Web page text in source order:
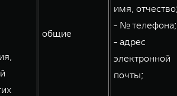
общие
имя,
- № телефона;
- адрес
электронной
почты;